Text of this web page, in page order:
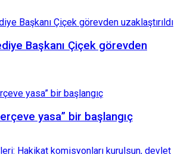
Başkanı Çiçek görevden
yasa” bir başlangıç